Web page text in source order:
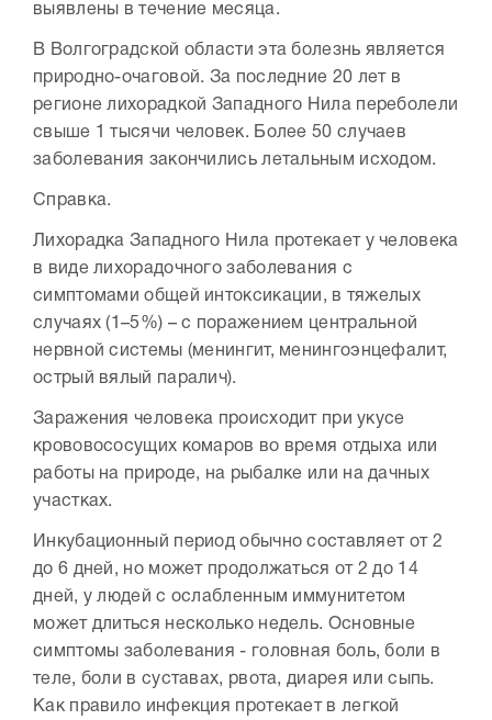
выявлены в течение месяца.
В Волгоградской области эта болезнь является
природно-очаговой. За последние 20 лет в
регионе лихорадкой Западного Нила переболели
свыше 1 тысячи человек. Более 50 случаев
заболевания закончились летальным исходом.
Справка.
Лихорадка Западного Нила протекает у человека
в виде лихорадочного заболевания с
симптомами общей интоксикации, в тяжелых
случаях (1–5%) – с поражением центральной
нервной системы (менингит, менингоэнцефалит,
острый вялый паралич).
Заражения человека происходит при укусе
крововососущих комаров во время отдыха или
работы на природе, на рыбалке или на дачных
участках.
Инкубационный период обычно составляет от 2
до 6 дней, но может продолжаться от 2 до 14
дней, у людей с ослабленным иммунитетом
может длиться несколько недель. Основные
симптомы заболевания - головная боль, боли в
теле, боли в суставах, рвота, диарея или сыпь.
Как правило инфекция протекает в легкой